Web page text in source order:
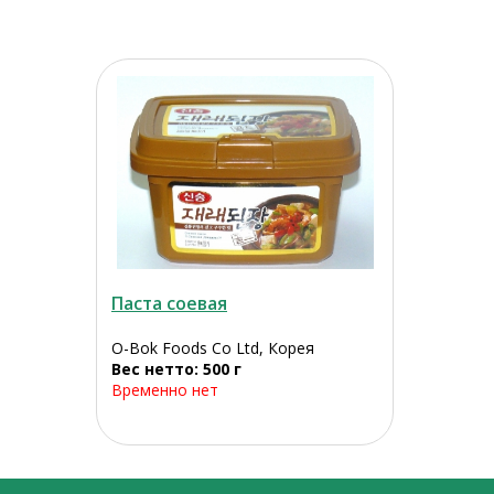
Паста соевая
O-Bok Foods Co Ltd, Корея
Вес нетто: 500 г
Временно нет